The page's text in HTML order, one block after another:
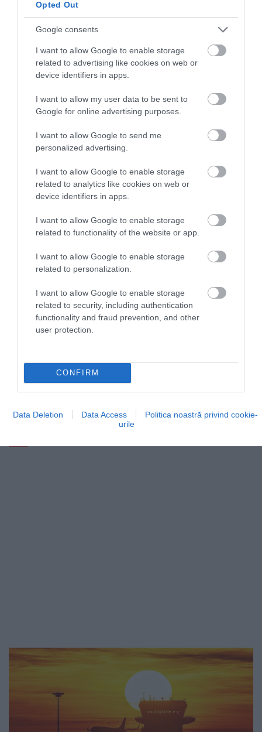
Opted Out
Google consents
I want to allow Google to enable storage
related to advertising like cookies on web or
device identifiers in apps.
I want to allow my user data to be sent to
Google for online advertising purposes.
I want to allow Google to send me
personalized advertising.
I want to allow Google to enable storage
related to analytics like cookies on web or
device identifiers in apps.
I want to allow Google to enable storage
related to functionality of the website or app.
I want to allow Google to enable storage
related to personalization.
I want to allow Google to enable storage
related to security, including authentication
functionality and fraud prevention, and other
user protection.
CONFIRM
Data Deletion Data Access
Politica noastră privind cookie-
urile
Transport, documente, reguli locale: 7 sfaturi
practice pentru o vacanță fără stres în Dubai
timp îți poate transforma vizita într-o…